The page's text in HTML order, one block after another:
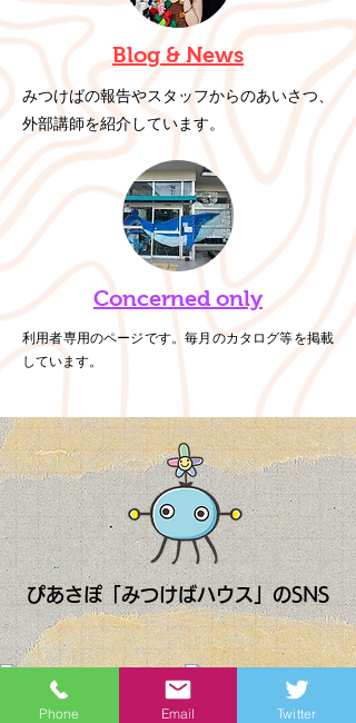
Blog & News
みつけばの報告やスタッフからのあいさつ、
外部講師を紹介しています。
Concerned only
利用者専用のページです。毎月のカタログ等を掲載
しています。
ぴあさぽ「みつけばハウス」のSNS
Phone Email Twitter